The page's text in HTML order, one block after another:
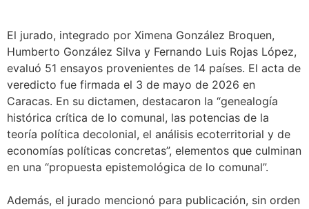
El jurado, integrado por Ximena González Broquen,
Humberto González Silva y Fernando Luis Rojas López,
evaluó 51 ensayos provenientes de 14 países. El acta de
veredicto fue firmada el 3 de mayo de 2026 en
Caracas. En su dictamen, destacaron la “genealogía
histórica crítica de lo comunal, las potencias de la
teoría política decolonial, el análisis ecoterritorial y de
economías políticas concretas”, elementos que culminan
en una “propuesta epistemológica de lo comunal”.
Además, el jurado mencionó para publicación, sin orden